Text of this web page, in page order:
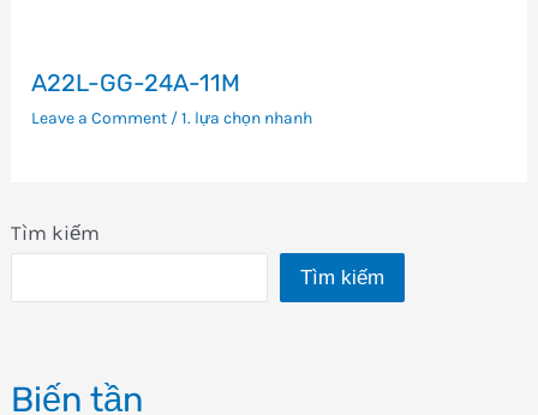
Tìm kiếm
Tìm kiếm
Biến tần
A22L-GG-24A-11M
Leave a Comment /1. lựa chọn nhanh